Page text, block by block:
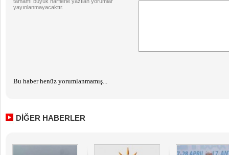
yayınlanmayacaktır.
Bu haber henüz yorumlanmamış...
DİĞER HABERLER